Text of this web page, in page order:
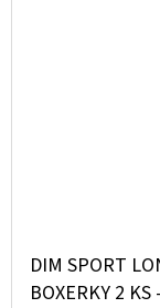
DIM SPORT
BOXERKY 2